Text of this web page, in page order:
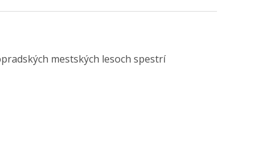
mestských lesoch spestrí